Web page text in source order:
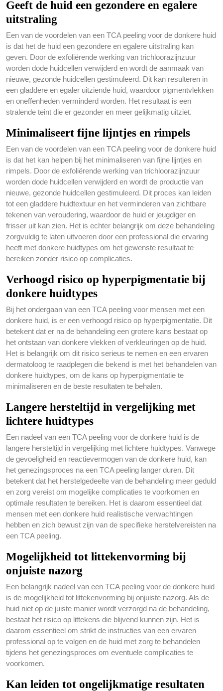
Geeft de huid een gezondere en egalere
uitstraling
Een van de voordelen van een TCA peeling voor de donkere huid
is dat het de huid een gezondere en egalere uitstraling kan
geven. Door de exfoliërende werking van trichloorazijnzuur
worden dode huidcellen verwijderd en wordt de aanmaak van
nieuwe, gezonde huidcellen gestimuleerd. Dit kan resulteren in
een gladdere en egaler uitziende huid, waardoor pigmentvlekken
en oneffenheden verminderd worden. Het resultaat is een
stralende teint die er gezonder en meer gelijkmatig uitziet.
Minimaliseert fijne lijntjes en rimpels
Een van de voordelen van een TCA peeling voor de donkere huid
is dat het kan helpen bij het minimaliseren van fijne lijntjes en
rimpels. Door de exfoliërende werking van trichloorazijnzuur
worden dode huidcellen verwijderd en wordt de productie van
nieuwe, gezonde huidcellen gestimuleerd. Dit proces kan leiden
tot een gladdere huidtextuur en het verminderen van zichtbare
tekenen van veroudering, waardoor de huid er jeugdiger en
frisser uit kan zien. Het is echter belangrijk om deze behandeling
zorgvuldig te laten uitvoeren door een professional die ervaring
heeft met donkere huidtypes om het gewenste resultaat te
bereiken zonder risico op complicaties.
Verhoogd risico op hyperpigmentatie bij
donkere huidtypes
Bij het ondergaan van een TCA peeling voor mensen met een
donkere huid, is er een verhoogd risico op hyperpigmentatie. Dit
betekent dat er na de behandeling een grotere kans bestaat op
het ontstaan van donkere vlekken of verkleuringen op de huid.
Het is belangrijk om dit risico serieus te nemen en een ervaren
dermatoloog te raadplegen die bekend is met het behandelen van
donkere huidtypes, om de kans op hyperpigmentatie te
minimaliseren en de beste resultaten te behalen.
Langere hersteltijd in vergelijking met
lichtere huidtypes
Een nadeel van een TCA peeling voor de donkere huid is de
langere hersteltijd in vergelijking met lichtere huidtypes. Vanwege
de gevoeligheid en reactievermogen van de donkere huid, kan
het genezingsproces na een TCA peeling langer duren. Dit
betekent dat het herstelgedeelte van de behandeling meer geduld
en zorg vereist om mogelijke complicaties te voorkomen en
optimale resultaten te bereiken. Het is daarom essentieel dat
mensen met een donkere huid realistische verwachtingen
hebben en zich bewust zijn van de specifieke herstelvereisten na
een TCA peeling.
Mogelijkheid tot littekenvorming bij
onjuiste nazorg
Een belangrijk nadeel van een TCA peeling voor de donkere huid
is de mogelijkheid tot littekenvorming bij onjuiste nazorg. Als de
huid niet op de juiste manier wordt verzorgd na de behandeling,
bestaat het risico op littekens die blijvend kunnen zijn. Het is
daarom essentieel om strikt de instructies van een ervaren
professional op te volgen en de huid met zorg te behandelen
tijdens het genezingsproces om eventuele complicaties te
voorkomen.
Kan leiden tot ongelijkmatige resultaten